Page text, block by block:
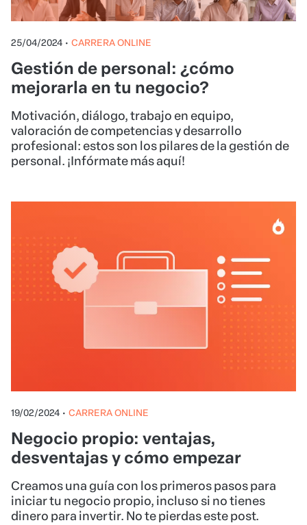
25/04/2024 • CARRERA ONLINE
Gestión de personal: ¿cómo
mejorarla en tu negocio?
Motivación, diálogo, trabajo en equipo,
valoración de competencias y desarrollo
profesional: estos son los pilares de la gestión de
personal. ¡Infórmate más aquí!
19/02/2024 • CARRERA ONLINE
Negocio propio: ventajas,
desventajas y cómo empezar
Creamos una guía con los primeros pasos para
iniciar tu negocio propio, incluso si no tienes
dinero para invertir. No te pierdas este post.